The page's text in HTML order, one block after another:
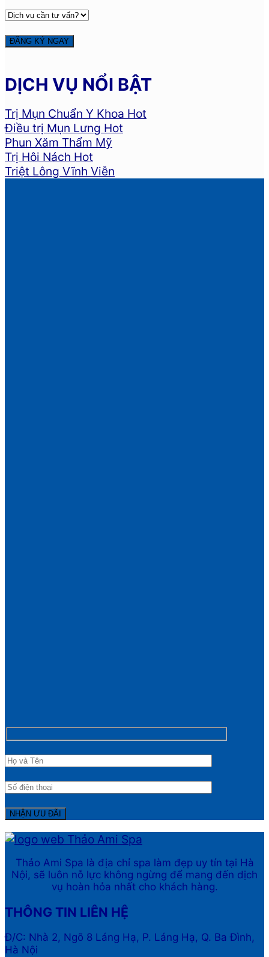
DỊCH VỤ NỔI BẬT
Trị Mụn Chuẩn Y Khoa
Điều trị Mụn Lưng
Phun Xăm Thẩm Mỹ
Trị Hôi Nách
Triệt Lông Vĩnh Viễn
Thảo Ami Spa là địa chỉ spa làm đẹp uy tín tại Hà
Nội, sẽ luôn nỗ lực không ngừng để mang đến dịch
vụ hoàn hỏa nhất cho khách hàng.
THÔNG TIN LIÊN HỆ
Đ/C: Nhà 2, Ngõ 8 Láng Hạ, P. Láng Hạ, Q. Ba Đình,
Hà Nội